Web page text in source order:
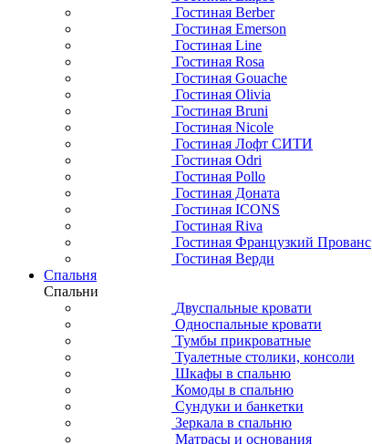
Гостиная Berber
Гостиная Emerson
Гостиная Line
Гостиная Rosa
Гостиная Gouache
Гостиная Olivia
Гостиная Bruni
Гостиная Nicole
Гостиная Лофт СИТИ
Гостиная Odri
Гостиная Pollo
Гостиная Доната
Гостиная ICONS
Гостиная Riva
Гостиная Французкий Прованс
Гостиная Верди
Спальня
Спальни
Двуспальные кровати
Односпальные кровати
Тумбы прикроватные
Туалетные столики, консоли
Шкафы в спальню
Комоды в спальню
Сундуки и банкетки
Зеркала в спальню
Матрасы и основания